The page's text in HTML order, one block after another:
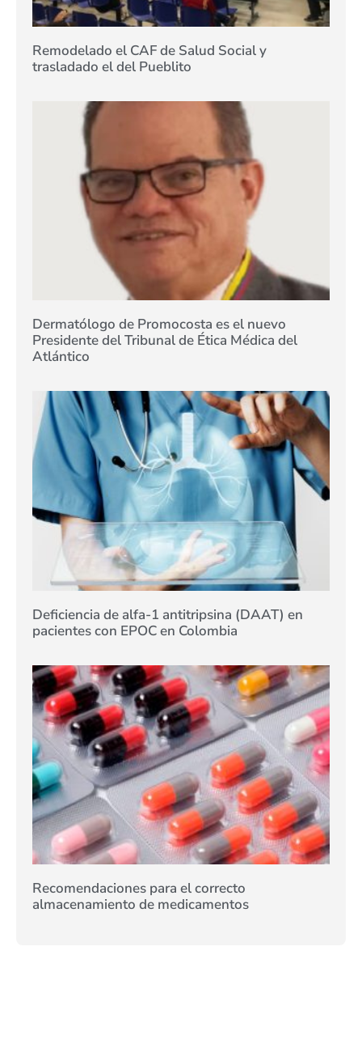
Remodelado el CAF de Salud Social y
trasladado el del Pueblito
Dermatólogo de Promocosta es el nuevo
Presidente del Tribunal de Ética Médica del
Atlántico
Deficiencia de alfa-1 antitripsina (DAAT) en
pacientes con EPOC en Colombia
Recomendaciones para el correcto
almacenamiento de medicamentos